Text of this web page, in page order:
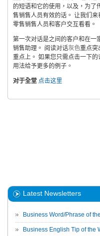
的短语和它的使用，以及，为了
售销售人员有效的话。 让我们来
零售销售人员和客户交互看看。
第一次对话是之间的客户和在一
销售助理。 阅读对话灰色重点突
重点上。 如果您只需点击一下
用法给予更多的例子。
对于全堂 点击这里
Latest Newsletters
Business Word/Phrase of
Business English Tip of the